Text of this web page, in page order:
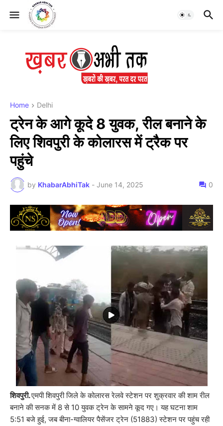
Home Delhi
ट्रेन के आगे कूदे 8 युवक, रील बनाने के
लिए शिवपुरी के कोलारस में ट्रैक पर
पहुंचे
by KhabarAbhiTak - June 14, 2025 0
शिवपुरी.एमपी शिवपुरी जिले के कोलारस रेलवे स्टेशन पर शुक्रवार की शाम रील
बनाने की सनक में 8 से 10 युवक ट्रेन के सामने कूद गए। यह घटना शाम
5:51 बजे हुई, जब बीना-ग्वालियर पैसेंजर ट्रेन (51883) स्टेशन पर पहुंच रही